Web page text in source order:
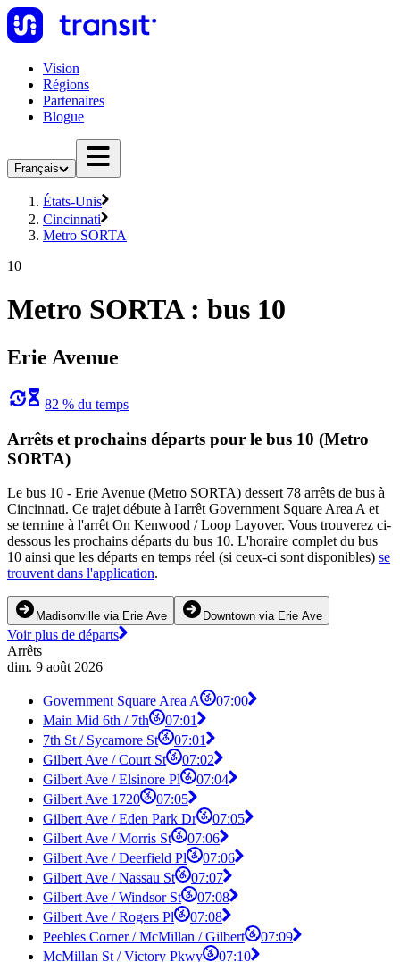
Vision
Régions
Partenaires
Blogue
Français
États-Unis
Cincinnati
Metro SORTA
10
Metro SORTA : bus 10
Erie Avenue
82 % du temps
Arrêts et prochains départs pour le bus 10 (Metro
SORTA)
Le bus 10 - Erie Avenue (Metro SORTA) dessert 78 arrêts de bus à
Cincinnati. Ce trajet débute à l'arrêt Government Square Area A et
se termine à l'arrêt On Kenwood / Loop Layover. Vous trouverez ci-
dessous les prochains départs du bus 10. L'horaire complet du bus
10 ainsi que les départs en temps réel (si ceux-ci sont disponibles) se
trouvent dans l'application.
Madisonville via Erie Ave Downtown via Erie Ave
Voir plus de départs
Arrêts
dim. 9 août 2026
Government Square Area A
07:00
Main Mid 6th / 7th
07:01
7th St / Sycamore St
07:01
Gilbert Ave / Court St
07:02
Gilbert Ave / Elsinore Pl
07:04
Gilbert Ave 1720
07:05
Gilbert Ave / Eden Park Dr
07:05
Gilbert Ave / Morris St
07:06
Gilbert Ave / Deerfield Pl
07:06
Gilbert Ave / Nassau St
07:07
Gilbert Ave / Windsor St
07:08
Gilbert Ave / Rogers Pl
07:08
Peebles Corner / McMillan / Gilbert
07:09
McMillan St / Victory Pkwy
07:10